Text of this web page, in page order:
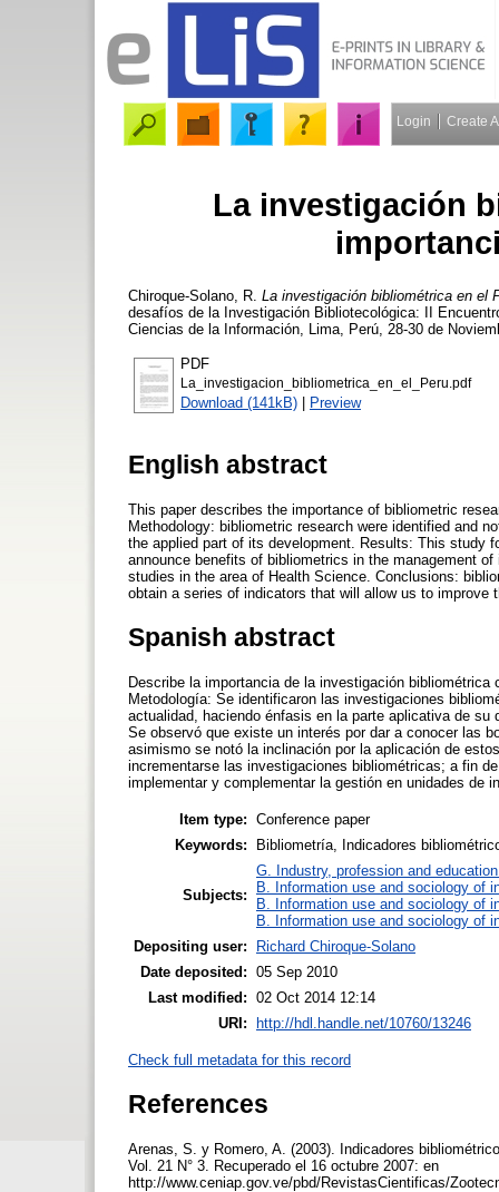
Login Create
La investigación
Chiroque-Solano, R. La investigación bibliométrica en el
desafíos de la Investigación Bibliotecológica: II
Ciencias de la Información, Lima, Perú, 28-30 de
PDF
La_investigacion_bibliometrica_en_el_Peru.pdf
Download (141kB) | Preview
English abstract
This paper describes the importance of bibliometric
Methodology: bibliometric research were identified and
the applied part of its development. Results: This study
announce benefits of bibliometrics in the management
studies in the area of Health Science. Conclusions:
obtain a series of indicators that will allow us to improve
Spanish abstract
Describe la importancia de la investigación
Metodología: Se identificaron las investigaciones
actualidad, haciendo énfasis en la parte aplicativa de
Se observó que existe un interés por dar a conocer las
asimismo se notó la inclinación por la aplicación de
incrementarse las investigaciones bibliométricas; a fin
implementar y complementar la gestión en unidades de
Item type: Conference paper
Keywords:
Bibliometría, Indicadores
Subjects:
G. Industry, profession and
B. Information use and sociology of
B. Information use and sociology of
B. Information use and sociology of
Depositing user:
Richard Chiroque-Solano
Date deposited: 05 Sep 2010
Last modified: 02 Oct 2014 12:14
URI:
http://hdl.handle.net/10760/13246
Check full metadata for this record
References
Arenas, S. y Romero, A. (2003). Indicadores
Vol. 21 N° 3. Recuperado el 16 octubre 2007: en
http://www.ceniap.gov.ve/pbd/RevistasCientificas/